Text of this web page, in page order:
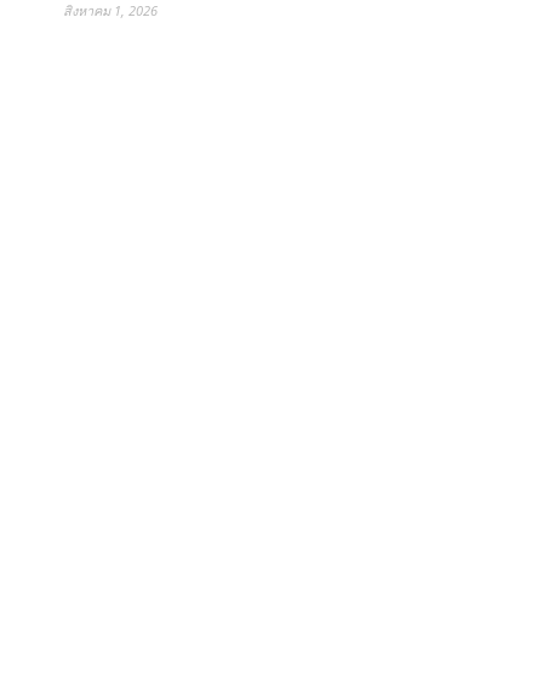
สิงหาคม 1, 2026